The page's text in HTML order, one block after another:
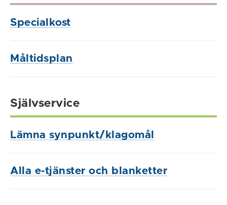
Specialkost
Måltidsplan
Självservice
Lämna synpunkt/klagomål
Alla e-tjänster och blanketter